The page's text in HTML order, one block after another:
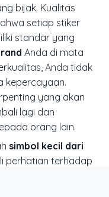
bijak. Kualitas
setiap stiker
standar yang
Anda di mata
Anda tidak
kepercayaan.
yang akan
lagi dan
orang lain.
simbol kecil dari
perhatian terhadap
Dengan